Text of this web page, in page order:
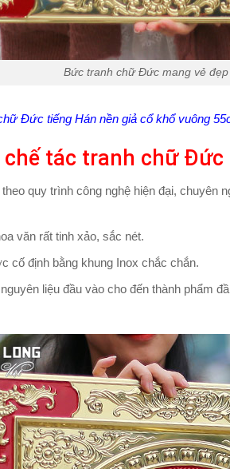
Bức tranh chữ Đức mang vẻ
Đức tiếng Hán nền giả cổ khổ vuông
chế tác tranh chữ
quy trình công nghệ hiện đại, chuyên
văn rất tinh xảo, sắc nét.
cố định bằng khung Inox chắc chắn.
liệu đầu vào cho đến thành phẩm